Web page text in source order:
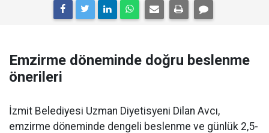
Emzirme döneminde doğru beslenme
önerileri
İzmit Belediyesi Uzman Diyetisyeni Dilan Avcı,
emzirme döneminde dengeli beslenme ve günlük 2,5-